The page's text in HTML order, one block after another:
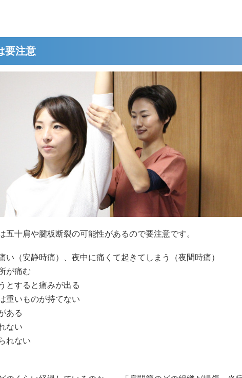
要注意
五十肩や腱板断裂の可能性があるので要注意です。
い（安静時痛）、夜中に痛くて起きてしまう（夜間時痛）
が痛む
とすると痛みが出る
重いものが持てない
ある
ない
れない